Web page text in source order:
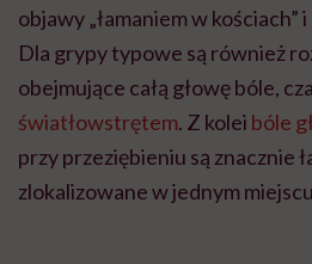
objawy „łamaniem w kościach” i
Dla grypy typowe są również
obejmujące całą głowę bóle,
światłowstrętem. Z kolei bóle
przy przeziębieniu są znacznie
zlokalizowane w jednym